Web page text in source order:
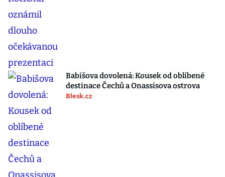
Babišova dovolená: Kousek od oblíbené
destinace Čechů a Onassisova ostrova
Blesk.cz